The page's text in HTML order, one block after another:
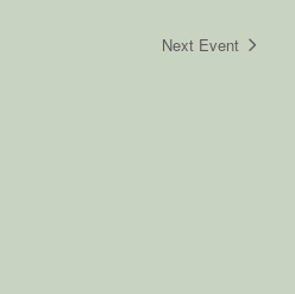
Next Event